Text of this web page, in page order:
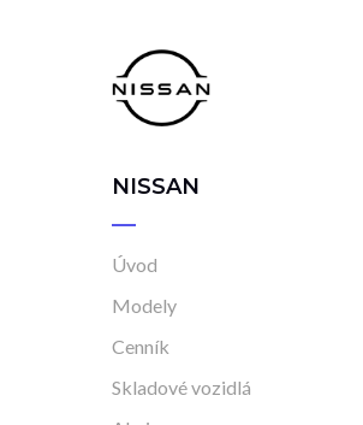
NISSAN
Úvod
Modely
Cenník
Skladové vozidlá